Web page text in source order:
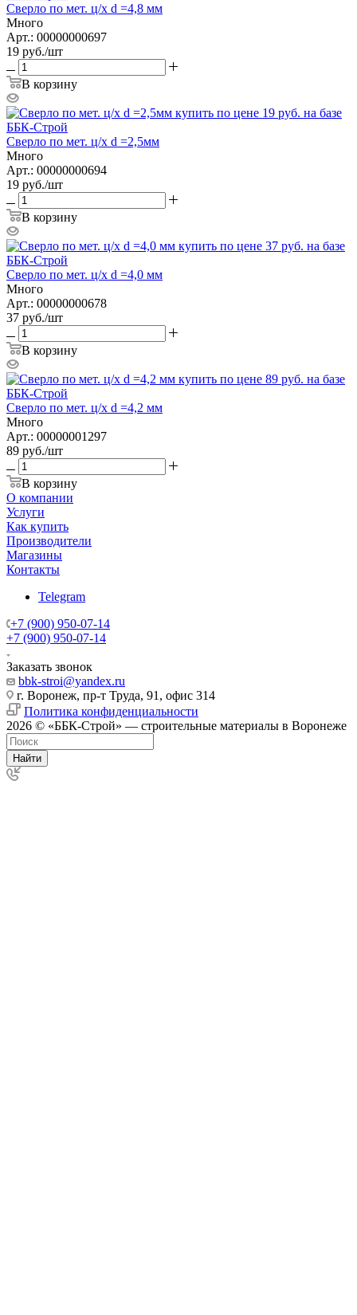
Сверло по мет. ц/х d =4,8 мм
Много
Арт.: 00000000697
19 руб./шт
В корзину
Сверло по мет. ц/х d =2,5мм
Много
Арт.: 00000000694
19 руб./шт
В корзину
Сверло по мет. ц/х d =4,0 мм
Много
Арт.: 00000000678
37 руб./шт
В корзину
Сверло по мет. ц/х d =4,2 мм
Много
Арт.: 00000001297
89 руб./шт
В корзину
О компании
Услуги
Как купить
Производители
Магазины
Контакты
Telegram
+7 (900) 950-07-14
+7 (900) 950-07-14
Заказать звонок
bbk-stroi@yandex.ru
г. Воронеж, пр-т Труда, 91, офис 314
Политика конфиденциальности
2026 © «ББК-Строй» — строительные материалы в Воронеже
Найти